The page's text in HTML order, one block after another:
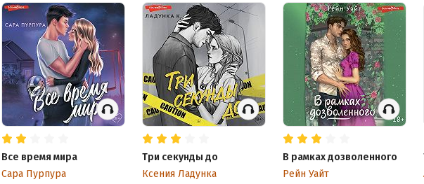
Все время мира
Сара Пурпура
Три секунды до
Ксения Ладунка
В рамках дозволенного
Рейн Уайт